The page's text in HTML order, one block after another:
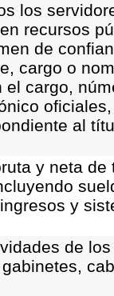
los
recursos
de
cargo o
cargo,
al
y neta
y
de